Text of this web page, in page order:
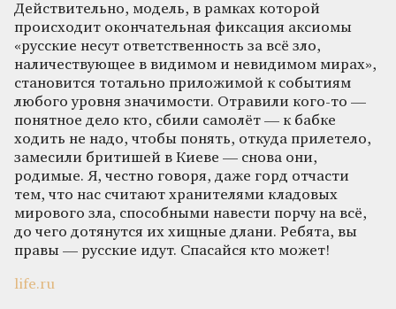
Действительно, модель, в рамках которой
происходит окончательная фиксация аксиомы
«русские несут ответственность за всё зло,
наличествующее в видимом и невидимом мирах»,
становится тотально приложимой к событиям
любого уровня значимости. Отравили кого-то —
понятное дело кто, сбили самолёт — к бабке
ходить не надо, чтобы понять, откуда прилетело,
замесили бритишей в Киеве — снова они,
родимые. Я, честно говоря, даже горд отчасти
тем, что нас считают хранителями кладовых
мирового зла, способными навести порчу на всё,
до чего дотянутся их хищные длани. Ребята, вы
правы — русские идут. Спасайся кто может!
life.ru